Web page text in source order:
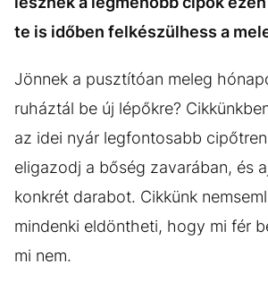
te is időben felkészülhess a
Jönnek a pusztítóan meleg
ruháztál be új lépőkre?
az idei nyár legfontosabb
eligazodj a bőség zavarában, és
konkrét darabot. Cikkünk
mindenki eldöntheti, hogy mi fér
mi nem.